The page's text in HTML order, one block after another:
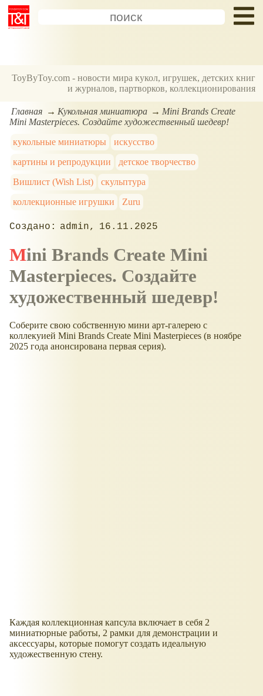
ToyByToy.com - новости мира кукол, игрушек, детских книг
и журналов, партворков, коллекционирования
Главная Кукольная миниатюра
Mini Brands Create
Mini Masterpieces. Создайте художественный шедевр!
кукольные миниатюры
искусство
картины и репродукции
детское творчество
Вишлист (Wish List)
скульптура
коллекционные игрушки
Zuru
admin 16.11.2025
Mini Brands Create Mini
Masterpieces. Создайте
художественный шедевр!
Соберите свою собственную мини арт-галерею с
коллекуией Mini Brands Create Mini Masterpieces (в ноябре
2025 года анонсирована первая серия).
Каждая коллекционная капсула включает в себя 2
миниатюрные работы, 2 рамки для демонстрации и
аксессуары, которые помогут создать идеальную
художественную стену.